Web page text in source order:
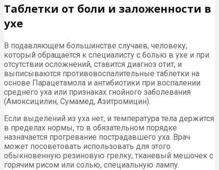
Таблетки от боли и заложенности в
ухе
В подавляющем большинстве случаев, человеку,
который обращается к специалисту с болью в ухе и при
отсутствии осложнений, ставится диагноз отит, и
выписываются противовоспалительные таблетки на
основе Парацетамола и антибиотики при воспалении
среднего уха или признаках гнойного заболевания
(Амоксицилин, Сумамед, Азитромицин).
Если выделений из уха нет, и температура тела держится
в пределах нормы, то в обязательном порядке
назначается прогревание пострадавшего уха. Врач
может посоветовать использовать для этого
обыкновенную резиновую грелку, тканевый мешочек с
горячим рисом или солью, специальную лампу.